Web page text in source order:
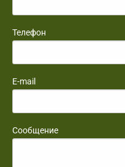
Телефон
E-mail
Сообщение